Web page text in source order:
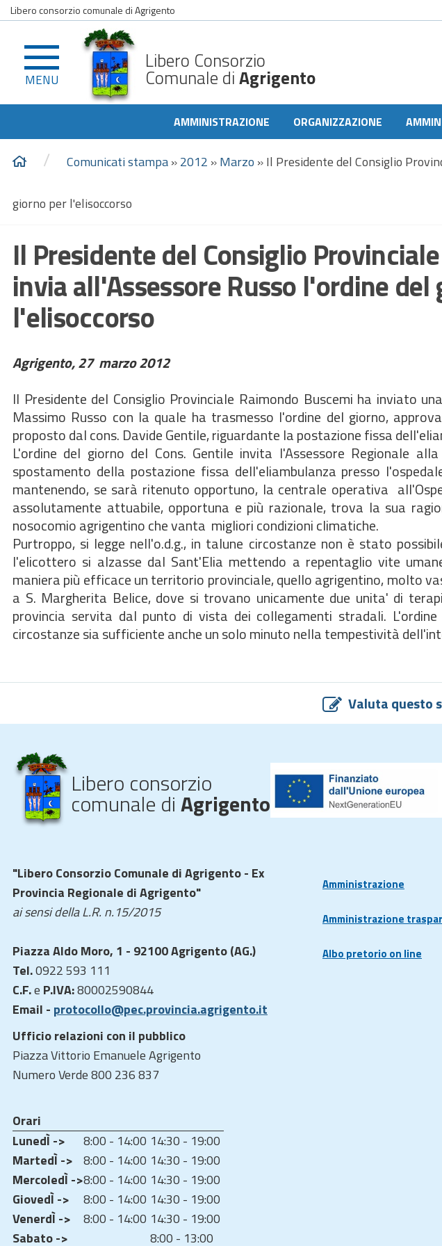
Libero consorzio comunale di Agrigento
MENU
Libero Consorzio
Comunale diAgrigento
AMMINISTRAZIONE ORGANIZZAZIONE
/ Comunicati stampa»2012 »Marzo »Il Presidente del Consiglio
giorno per l'elisoccorso
Il Presidente del Consiglio
invia all'Assessore Russo l'ordine del
l'elisoccorso
Agrigento, 27 marzo 2012
Il Presidente del Consiglio Provinciale Raimondo Buscemi ha inviato
Massimo Russo con la quale ha trasmesso l'ordine del giorno,
proposto dal cons. Davide Gentile, riguardante la postazione fissa
L'ordine del giorno del Cons. Gentile invita l'Assessore Regionale
spostamento della postazione fissa dell'eliambulanza presso
mantenendo, se sarà ritenuto opportuno, la centrale operativa
assolutamente attuabile, opportuna e più razionale, trova la sua
nosocomio agrigentino che vanta migliori condizioni climatiche.
Purtroppo, si legge nell'o.d.g., in talune circostanze non è stato
l'elicottero si alzasse dal Sant'Elia mettendo a repentaglio vite
maniera più efficace un territorio provinciale, quello agrigentino, molto
a S. Margherita Belice, dove si trovano unicamente due unita' di
provincia servita dal punto di vista dei collegamenti stradali.
circostanze sia sufficiente anche un solo minuto nella tempestività
Valuta questo
Libero consorzio
comunale diAgrigento
"Libero Consorzio Comunale di Agrigento - Ex
Provincia Regionale di Agrigento"
ai sensi della L.R. n.15/2015
Piazza Aldo Moro, 1 - 92100 Agrigento (AG.)
Tel.0922 593 111
C.F.e P.IVA:80002590844
Email - protocollo@pec.provincia.agrigento.it
Ufficio relazioni con il pubblico
Piazza Vittorio Emanuele Agrigento
Numero Verde 800 236 837
Orari
LunedÌ ->
8:00 - 14:00 14:30 - 19:00
MartedÌ -> 8:00 - 14:00 14:30 - 19:00
MercoledÌ ->8:00 - 14:00 14:30 - 19:00
GiovedÌ ->
8:00 - 14:00 14:30 - 19:00
VenerdÌ ->
8:00 - 14:00 14:30 - 19:00
Sabato ->
8:00 - 13:00
Amministrazione
Amministrazione
Albo pretorio on line